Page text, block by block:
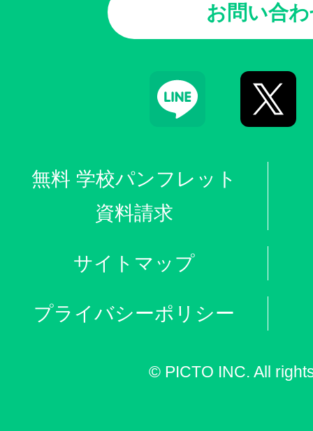
お問い合
無料 学校パンフレット
資料請求
サイトマップ
プライバシーポリシー
© PICTO INC. All